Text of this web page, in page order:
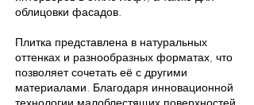
облицовки фасадов.
Плитка представлена в натуральных
оттенках и разнообразных форматах, что
позволяет сочетать её с другими
материалами. Благодаря инновационной